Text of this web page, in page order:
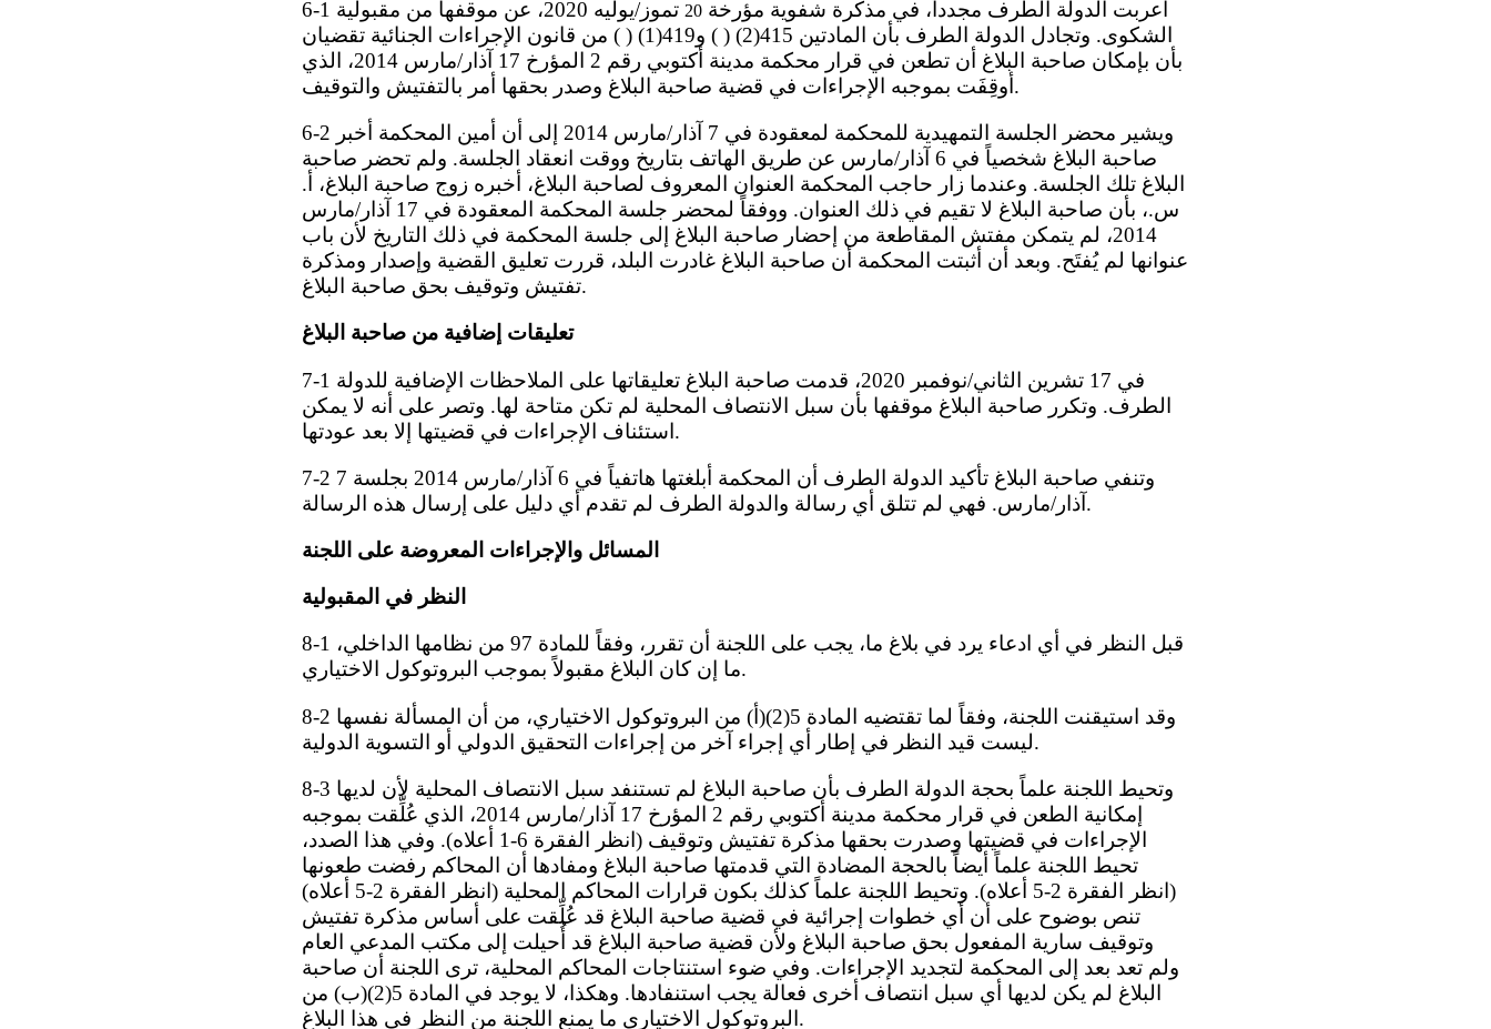
6-1 أعربت الدولة الطرف مجدداً، في مذكرة شفوية مؤرخة 20
تموز/يوليه 2020، عن موقفها من مقبولية
الشكوى. وتجادل الدولة الطرف بأن المادتين 415(2) ( ) و419(1) ( ) من قانون الإجراءات الجنائية تقضيان
بأن بإمكان صاحبة البلاغ أن تطعن في قرار محكمة مدينة أكتوبي رقم 2 المؤرخ 17 آذار/مارس 2014، الذي
أوقِفَت بموجبه الإجراءات في قضية صاحبة البلاغ وصدر بحقها أمر بالتفتيش والتوقيف.
6-2 ويشير محضر الجلسة التمهيدية للمحكمة لمعقودة في 7 آذار/مارس 2014 إلى أن أمين المحكمة أخبر
صاحبة البلاغ شخصياً في 6 آذار/مارس عن طريق الهاتف بتاريخ ووقت انعقاد الجلسة. ولم تحضر صاحبة
البلاغ تلك الجلسة. وعندما زار حاجب المحكمة العنوان المعروف لصاحبة البلاغ، أخبره زوج صاحبة البلاغ، أ.
س.، بأن صاحبة البلاغ لا تقيم في ذلك العنوان. ووفقاً لمحضر جلسة المحكمة المعقودة في 17 آذار/مارس
2014، لم يتمكن مفتش المقاطعة من إحضار صاحبة البلاغ إلى جلسة المحكمة في ذلك التاريخ لأن باب
عنوانها لم يُفتَح. وبعد أن أثبتت المحكمة أن صاحبة البلاغ غادرت البلد، قررت تعليق القضية وإصدار ومذكرة
تفتيش وتوقيف بحق صاحبة البلاغ.
تعليقات إضافية من صاحبة البلاغ
7-1 في 17 تشرين الثاني/نوفمبر 2020، قدمت صاحبة البلاغ تعليقاتها على الملاحظات الإضافية للدولة
الطرف. وتكرر صاحبة البلاغ موقفها بأن سبل الانتصاف المحلية لم تكن متاحة لها. وتصر على أنه لا يمكن
استئناف الإجراءات في قضيتها إلا بعد عودتها.
7-2 وتنفي صاحبة البلاغ تأكيد الدولة الطرف أن المحكمة أبلغتها هاتفياً في 6 آذار/مارس 2014 بجلسة 7
آذار/مارس. فهي لم تتلق أي رسالة والدولة الطرف لم تقدم أي دليل على إرسال هذه الرسالة.
المسائل والإجراءات المعروضة على اللجنة
النظر في المقبولية
8-1 قبل النظر في أي ادعاء يرد في بلاغ ما، يجب على اللجنة أن تقرر، وفقاً للمادة 97 من نظامها الداخلي،
ما إن كان البلاغ مقبولاً بموجب البروتوكول الاختياري.
8-2 وقد استيقنت اللجنة، وفقاً لما تقتضيه المادة 5(2)(أ) من البروتوكول الاختياري، من أن المسألة نفسها
ليست قيد النظر في إطار أي إجراء آخر من إجراءات التحقيق الدولي أو التسوية الدولية.
8-3 وتحيط اللجنة علماً بحجة الدولة الطرف بأن صاحبة البلاغ لم تستنفد سبل الانتصاف المحلية لأن لديها
إمكانية الطعن في قرار محكمة مدينة أكتوبي رقم 2 المؤرخ 17 آذار/مارس 2014، الذي عُلِّقت بموجبه
الإجراءات في قضيتها وصدرت بحقها مذكرة تفتيش وتوقيف (انظر الفقرة 6-1 أعلاه). وفي هذا الصدد،
تحيط اللجنة علماً أيضاً بالحجة المضادة التي قدمتها صاحبة البلاغ ومفادها أن المحاكم رفضت طعونها
(انظر الفقرة 2-5 أعلاه). وتحيط اللجنة علماً كذلك بكون قرارات المحاكم المحلية (انظر الفقرة 2-5 أعلاه)
تنص بوضوح على أن أي خطوات إجرائية في قضية صاحبة البلاغ قد عُلِّقت على أساس مذكرة تفتيش
وتوقيف سارية المفعول بحق صاحبة البلاغ ولأن قضية صاحبة البلاغ قد أُحيلت إلى مكتب المدعي العام
ولم تعد بعد إلى المحكمة لتجديد الإجراءات. وفي ضوء استنتاجات المحاكم المحلية، ترى اللجنة أن صاحبة
البلاغ لم يكن لديها أي سبل انتصاف أخرى فعالة يجب استنفادها. وهكذا، لا يوجد في المادة 5(2)(ب) من
البروتوكول الاختياري ما يمنع اللجنة من النظر في هذا البلاغ.